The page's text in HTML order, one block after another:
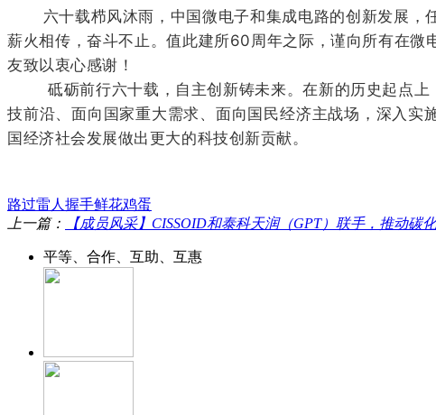
六十载栉风沐雨，中国微电子和集成电路的创新发展，任
薪火相传，奋斗不止。值此建所60周年之际，谨向所有在
友致以衷心感谢！
砥砺前行六十载，自主创新铸未来。在新的历史起点上，
技前沿、面向国家重大需求、面向国民经济主战场，深入实
国经济社会发展做出更大的科技创新贡献。
路过雷人 握手鲜花鸡蛋
上一篇：
【成员风采】CISSOID和泰科天润（GPT）联手，推动碳
平等、合作、互助、互惠